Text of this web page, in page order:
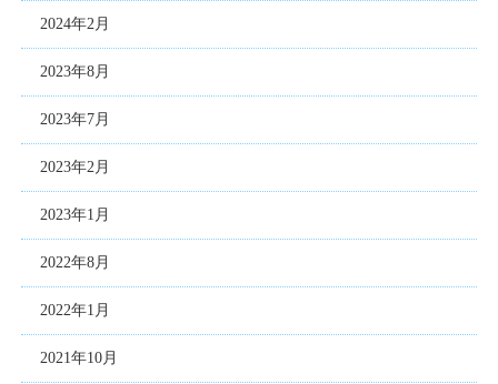
2024年2月
2023年8月
2023年7月
2023年2月
2023年1月
2022年8月
2022年1月
2021年10月